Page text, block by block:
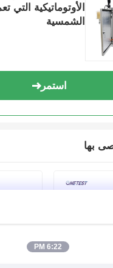
الأوتوماتيكية التي
الشمسية
استمر
بها
6:22 PM